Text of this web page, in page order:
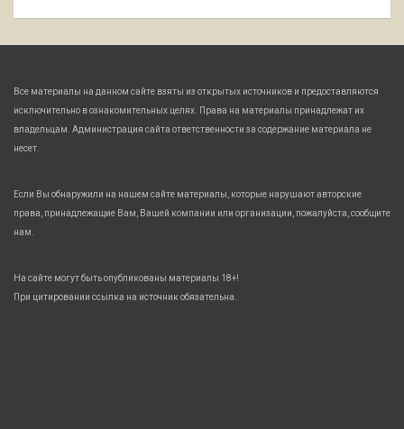
Все материалы на данном сайте взяты из открытых источников и предоставляются
исключительно в ознакомительных целях. Права на материалы принадлежат их
владельцам. Администрация сайта ответственности за содержание материала не
несет.
Если Вы обнаружили на нашем сайте материалы, которые нарушают авторские
права, принадлежащие Вам, Вашей компании или организации, пожалуйста, сообщите
нам.
На сайте могут быть опубликованы материалы 18+!
При цитировании ссылка на источник обязательна.